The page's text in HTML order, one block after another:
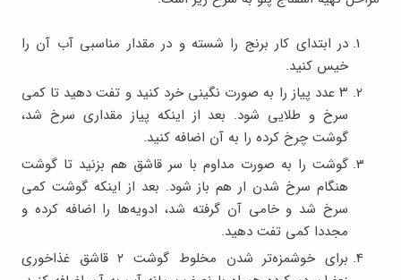
در ابتدای کار برنج را شسته و در مقدار مناسبی آب آن‌ را
خیس کنید.
۳ عدد پیاز را به صورت نگینی خرد کنید و تفت دهید تا کمی
سرخ و طلایی شود. بعد از اینکه پیاز مقداری سرخ شد،
گوشت چرخ کرده را به آن اضافه کنید.
گوشت را به صورت مداوم با سر قاشق هم بزنید تا گوشت
هنگام سرخ شدن ار هم باز شود. بعد از اینکه گوشت کمی
سرخ شد و خامی آن گرفته شد، ادویه‌ها را اضافه کرده و
مجددا کمی تفت دهید.
برای خوشمزه‌تر شدن مخلوط گوشت ۲ قاشق غذاخوری